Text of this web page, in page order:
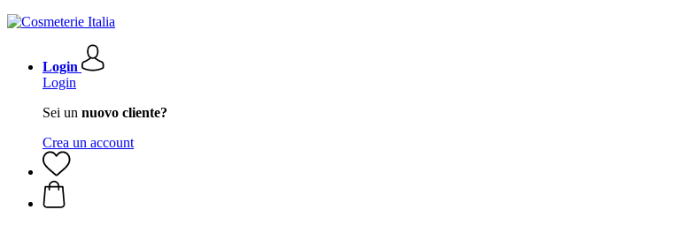
Login
Login
Sei un nuovo cliente?
Crea un account